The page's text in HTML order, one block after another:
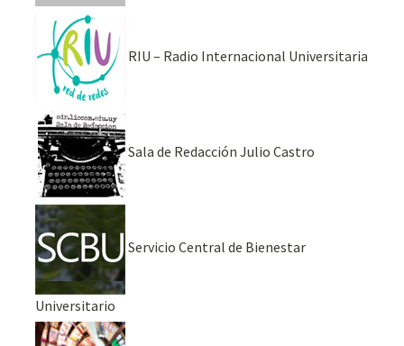
RIU – Radio Internacional Universitaria
Sala de Redacción Julio Castro
Servicio Central de Bienestar
Universitario